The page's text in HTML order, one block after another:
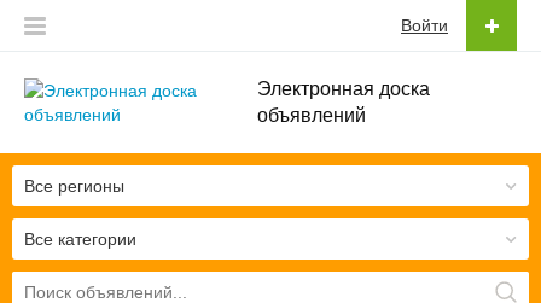
Электронная доска
объявлений
Войти
Все категории
Все регионы